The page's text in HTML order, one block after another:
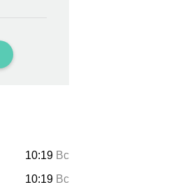
10:19 Вс
10:19 Вс